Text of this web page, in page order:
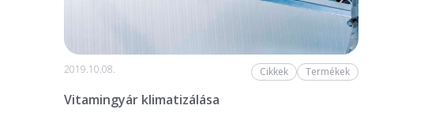
2019.10.08. Cikkek Termékek
Vitamingyár klimatizálása